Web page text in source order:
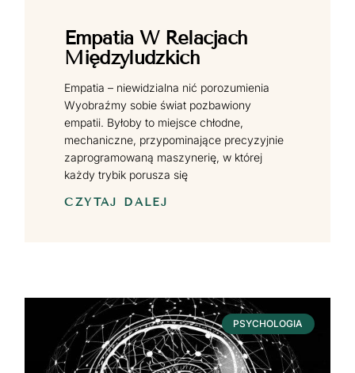
Empatia W Relacjach
Międzyludzkich
Empatia – niewidzialna nić porozumienia
Wyobraźmy sobie świat pozbawiony
empatii. Byłoby to miejsce chłodne,
mechaniczne, przypominające precyzyjnie
zaprogramowaną maszynerię, w której
każdy trybik porusza się
CZYTAJ DALEJ
PSYCHOLOGIA